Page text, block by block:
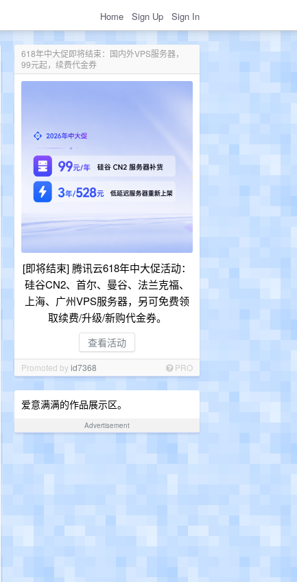
Home Sign Up Sign In
618年中大促即将结束：国内外VPS服务器，
99元起，续费代金券
[即将结束] 腾讯云618年中大促活动：
硅谷CN2、首尔、曼谷、法兰克福、
上海、广州VPS服务器，另可免费领
取续费/升级/新购代金券。
查看活动
Promoted byid7368 PRO
爱意满满的作品展示区。
Advertisement